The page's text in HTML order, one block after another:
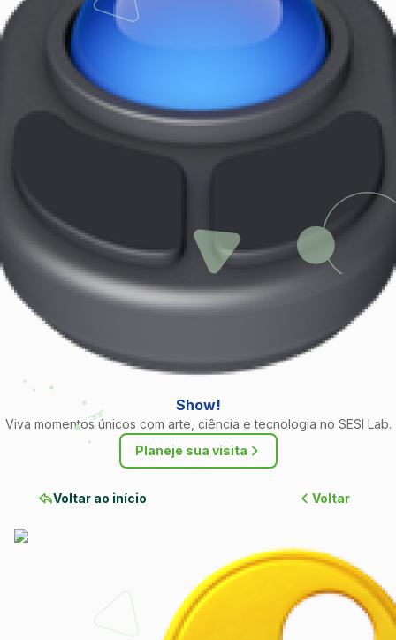
Show!
Viva momentos únicos com arte, ciência e tecnologia no SESI Lab.
Planeje sua visita
Voltar ao início Voltar